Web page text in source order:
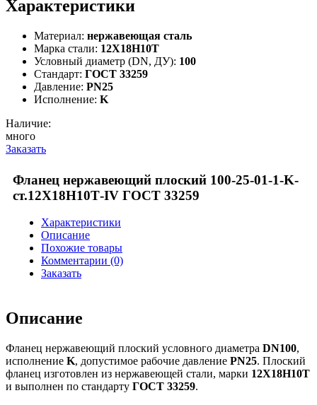
Характеристики
Материал: нержавеющая сталь
Марка стали: 12Х18Н10Т
Условный диаметр (DN, ДУ): 100
Стандарт: ГОСТ 33259
Давление: PN25
Исполнение: K
Наличие:
много
Заказать
Фланец нержавеющий плоский 100-25-01-1-K-
ст.12Х18Н10Т-IV ГОСТ 33259
Характеристики
Описание
Похожие товары
Комментарии (0)
Заказать
Описание
Фланец нержавеющий плоский условного диаметра DN100,
исполнение K, допустимое рабочие давление PN25. Плоский
фланец изготовлен из нержавеющей стали, марки 12Х18Н10Т
и выполнен по стандарту ГОСТ 33259.